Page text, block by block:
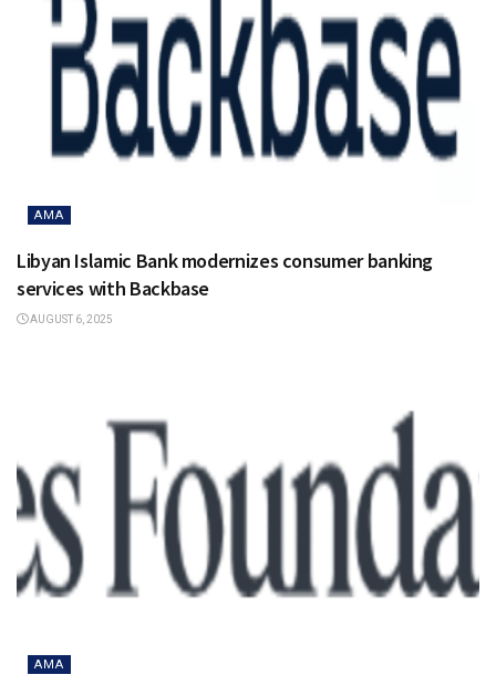
AMA
Libyan Islamic Bank modernizes consumer banking
services with Backbase
AUGUST 6, 2025
AMA